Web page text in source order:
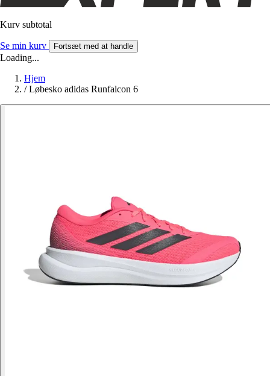
Kurv subtotal
Se min kurv Fortsæt med at handle
Loading...
Hjem
/ Løbesko adidas Runfalcon 6